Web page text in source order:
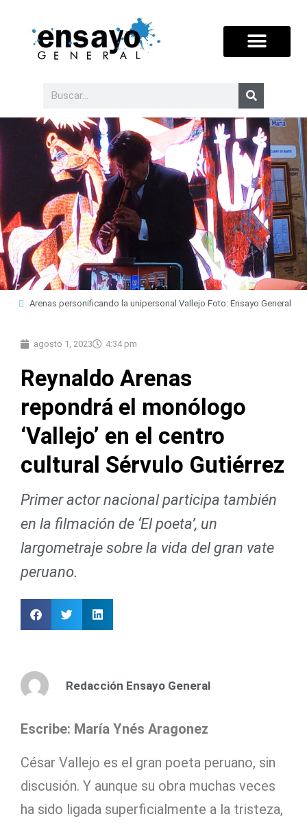
Arenas personificando la unipersonal Vallejo Foto: Ensayo General
agosto 1, 2023 4:34 pm
Reynaldo Arenas
repondrá el monólogo
‘Vallejo’ en el centro
cultural Sérvulo Gutiérrez
Primer actor nacional participa también
en la filmación de ‘El poeta’, un
largometraje sobre la vida del gran vate
peruano.
Redacción Ensayo General
Escribe: María Ynés Aragonez
César Vallejo es el gran poeta peruano, sin
discusión. Y aunque su obra muchas veces
ha sido ligada superficialmente a la tristeza,